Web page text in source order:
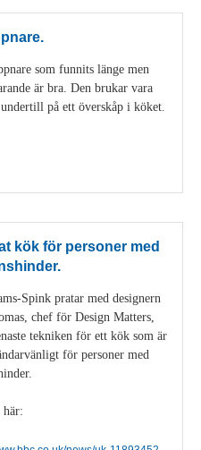
som funnits länge men
är bra. Den brukar vara
på ett överskåp i köket.
kök för personer med
Spink pratar med designern
chef för Design Matters,
tekniken för ett kök som är
för personer med
här: